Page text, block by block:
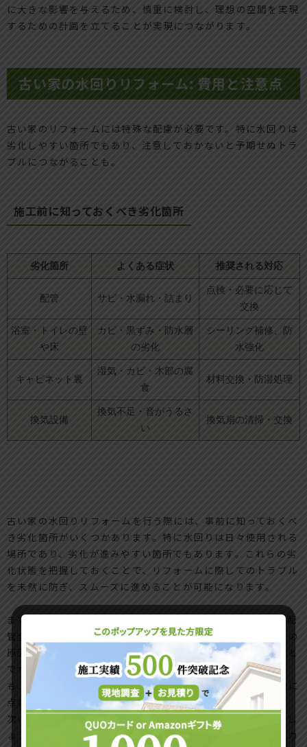
に大きな影響を与えるため、慎重に検討し、理想の空間を実現
するための計画を立てることが実現につながります。
古い家の水回りリフォーム: 費用と注意点
古い家のリフォームには特殊な配慮が必要です。特に水回りは
劣化しやすい箇所でもあり、注意しておかないと予期せぬトラ
ブルにつながることも。
施工前に知っておくべき劣化箇所
劣化箇所 よくある症状 推奨される対応
配管 サビ・水漏れ・詰まり
点検・必要に応じて
交換
浴室・トイレの壁
や床
カビ・黒ずみ・防水層
の劣化
シーリング補修、防
水強化
キャビネット裏
湿気・カビ・木部の腐
食
材料交換・防湿処理
換気設備
換気不足・音がうるさ
い
換気扇の清掃・交換
古い家の水回りリフォームを行う際には、事前に知っておくべ
き劣化箇所がいくつかあります。特に水回りは日々使用される
場所であり、劣化が進みやすい箇所でもあります。これらの劣
化状態を把握しておくことで、リフォームに際してのトラブル
を未然に防ぎ、スムーズに進めることが可能になります。
まず、配管の劣化について注意が必要です。古い住宅では、配
管全体が経年劣化していることが多く、特に水漏れや詰まりの
原因となることがあります。金属製の配管は、腐食が進むこと
で水質にも影響を及ぼす可能性があります。また、塩ビ管で
も、ひび割れや変形が生じている場合があるため、必ず事前に
点検を行い、必要に応じて交換を検討することが重要です。
次に、浴室やトイレの床や壁の防水処理についても注目しまし
ょう。これらの場所は長年にわたり湿気にさらされるため、カ